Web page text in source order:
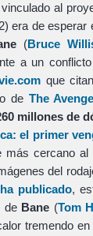
al
era de esperar
(Bruce
a un
que
de The
millones de
el primer
más cercano al
del
publicado,
de Bane (Tom
tremendo